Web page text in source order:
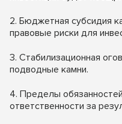
2. Бюджетная субсидия
правовые риски для
3. Стабилизационная
подводные камни.
4. Пределы
ответственности за